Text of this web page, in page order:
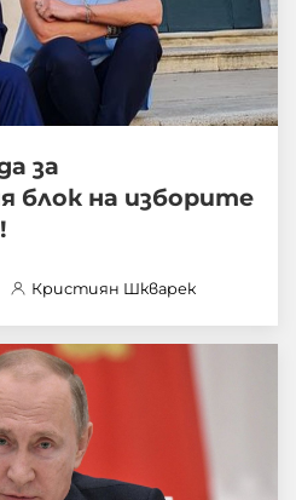
за
блок на изборите
Кристиян Шкварек